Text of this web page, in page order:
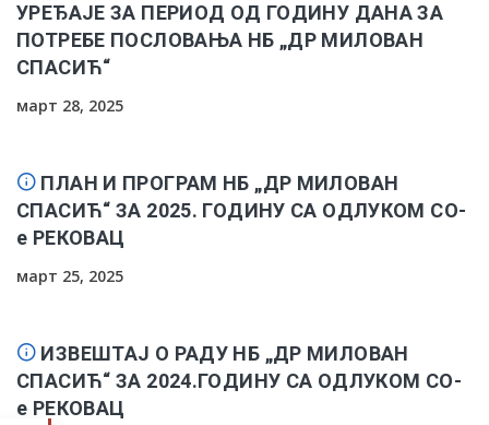
УРЕЂАЈЕ ЗА ПЕРИОД ОД ГОДИНУ ДАНА ЗА
ПОТРЕБЕ ПОСЛОВАЊА НБ „ДР МИЛОВАН
СПАСИЋ“
март 28, 2025
ПЛАН И ПРОГРАМ НБ „ДР МИЛОВАН
СПАСИЋ“ ЗА 2025. ГОДИНУ СА ОДЛУКОМ СО-
е РЕКОВАЦ
март 25, 2025
ИЗВЕШТАЈ О РАДУ НБ „ДР МИЛОВАН
СПАСИЋ“ ЗА 2024.ГОДИНУ СА ОДЛУКОМ СО-
е РЕКОВАЦ